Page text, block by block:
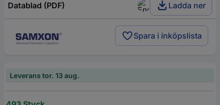
Datablad (PDF) Ladda ner
Spara i inköpslista
Leverans tor. 13 aug.